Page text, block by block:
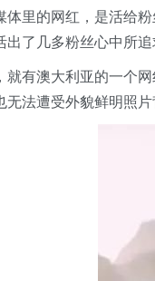
体里的网红，是活给
出了几多粉丝心中所
就有澳大利亚的一个
无法遭受外貌鲜明照